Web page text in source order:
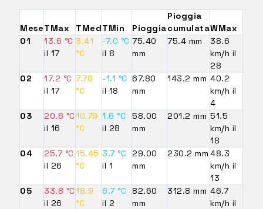
MeseTMax TMedTMin Pioggia
Pioggia
cumulataWMax
01
13.6 °C
il 17
3.41
°C
-7.0 °C
il 8
75.40
mm
75.4 mm
38.6
km/h il
28
02
17.2 °C
il 17
7.78
°C
-1.1 °C
il 18
67.80
mm
143.2 mm 40.2
km/h il
4
03
20.6 °C
il 16
10.79
°C
1.6 °C
il 28
58.00
mm
201.2 mm 51.5
km/h il
18
04
25.7 °C
il 26
15.45
°C
3.7 °C
il 1
29.00
mm
230.2 mm 48.3
km/h il
13
05
33.8 °C
il 26
18.9
°C
6.7 °C
il 2
82.60
mm
312.8 mm 46.7
km/h il